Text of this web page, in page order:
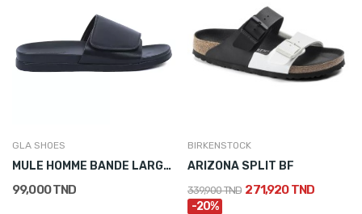
GLA SHOES
MULE HOMME BANDE LARGE À SCRATCH NOIR
99,000 TND
BIRKENSTOCK
ARIZONA SPLIT BF
339,900 TND 271,920 TND
-20%